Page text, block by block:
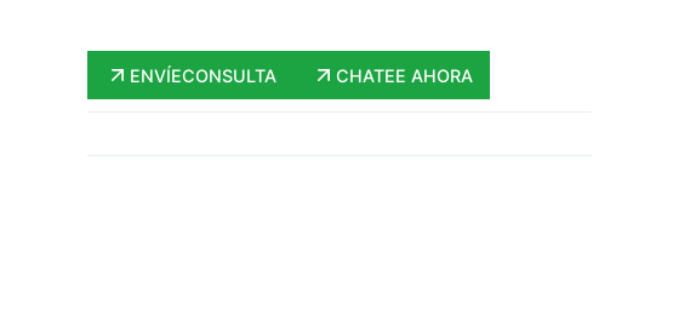
ENVÍECONSULTA CHATEE AHORA